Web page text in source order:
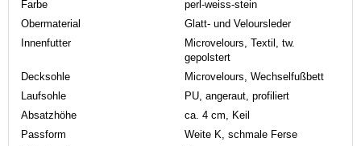
Farbe
perl-weiss-stein
Obermaterial
Glatt- und Veloursleder
Innenfutter
Microvelours, Textil, tw.
gepolstert
Decksohle
Microvelours, Wechselfußbett
Laufsohle
PU, angeraut, profiliert
Absatzhöhe
ca. 4 cm, Keil
Passform
Weite K, schmale Ferse